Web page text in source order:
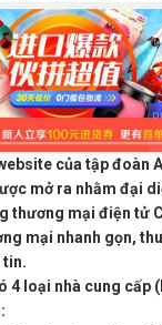
của tập đoàn
mở ra nhằm đại
thương mại điện tử
mại nhanh gọn,
tin.
4 loại nhà cung cấp